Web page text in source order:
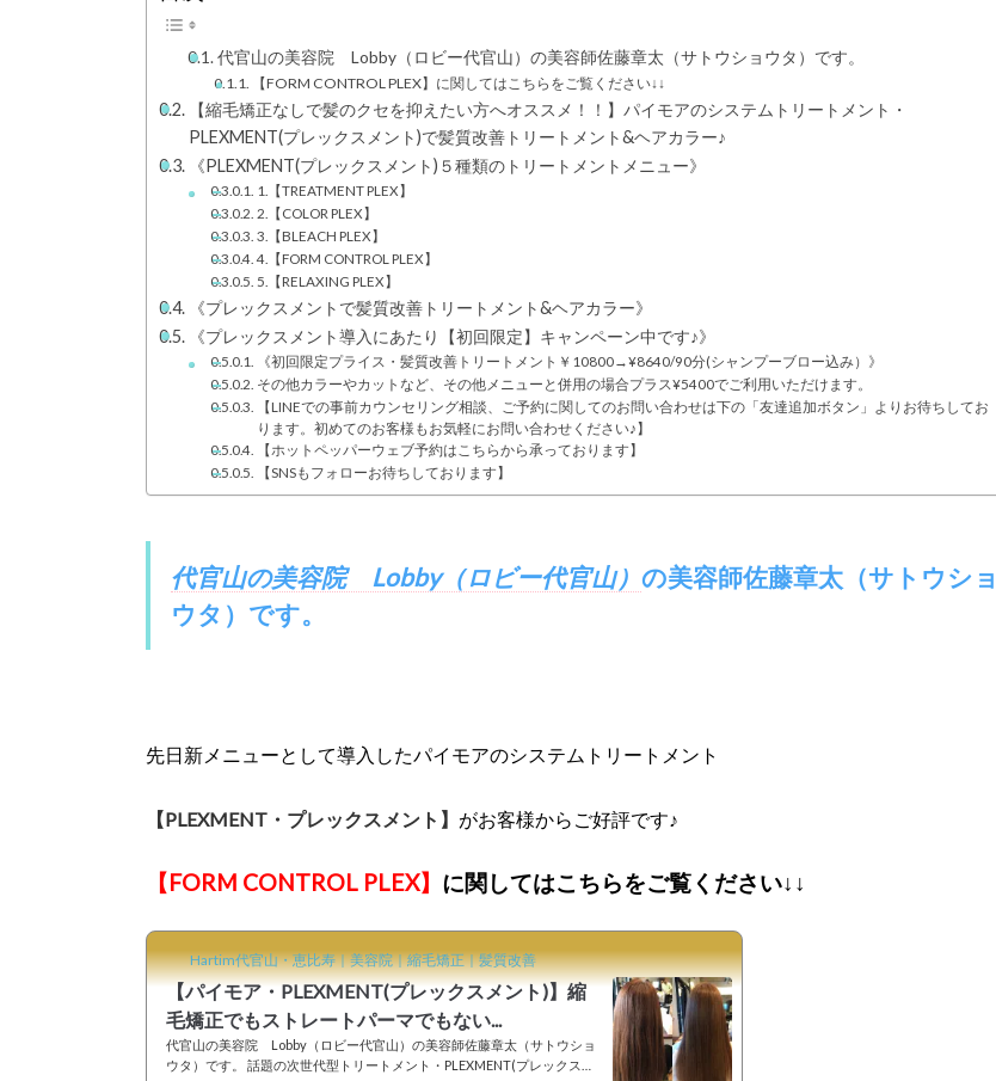
代官山の美容院 Lobby（ロビー代官山）の美容師佐藤章太（サトウショウタ）です。
【FORM CONTROL PLEX】に関してはこちらをご覧ください↓↓
【縮毛矯正なしで髪のクセを抑えたい方へオススメ！！】パイモアのシステムトリートメント・
PLEXMENT(プレックスメント)で髪質改善トリートメント&ヘアカラー♪
《PLEXMENT(プレックスメント)５種類のトリートメントメニュー》
1.【TREATMENT PLEX】
2.【COLOR PLEX】
3.【BLEACH PLEX】
4.【FORM CONTROL PLEX】
5.【RELAXING PLEX】
《プレックスメントで髪質改善トリートメント&ヘアカラー》
《プレックスメント導入にあたり【初回限定】キャンペーン中です♪》
《初回限定プライス・髪質改善トリートメント￥10800→¥8640/90分(シャンプーブロー込み）》
その他カラーやカットなど、その他メニューと併用の場合プラス¥5400でご利用いただけます。
【LINEでの事前カウンセリング相談、ご予約に関してのお問い合わせは下の「友達追加ボタン」よりお待ちしてお
ります。初めてのお客様もお気軽にお問い合わせください♪】
【ホットペッパーウェブ予約はこちらから承っております】
【SNSもフォローお待ちしております】
代官山の美容院 Lobby（ロビー代官山） の美容師佐藤章太（サトウショ
ウタ） です。
先日新メニューとして導入したパイモアのシステムトリートメント
【PLEXMENT・プレックスメント】 がお客様からご好評です♪
【FORM CONTROL PLEX】 に関してはこちらをご覧ください↓↓
Hartim代官山・恵比寿｜美容院｜縮毛矯正｜髪質改善
【パイモア・PLEXMENT(プレックスメント)】縮
毛矯正でもストレートパーマでもない...
代官山の美容院 Lobby（ロビー代官山）の美容師佐藤章太（サトウショ
ウタ）です。 話題の次世代型トリートメント・PLEXMENT(プレックスメ